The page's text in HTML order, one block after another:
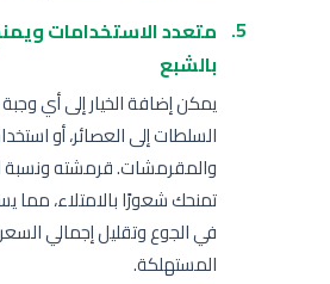
متعدد الاستخدامات
بالشبع
يمكن إضافة الخيار إلى أي
السلطات إلى العصائر، أو
والمقرمشات. قرمشته ونسبة
تمنحك شعورًا بالامتلاء، مما
في الجوع وتقليل إجمالي
المستهلكة.